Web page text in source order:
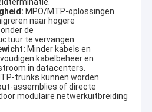
niet meer dan 50 W
MPO/MTP-oplossingen
naar hogere
de
te vervangen.
Minder kabels en
kabelbeheer en
in datacenters.
trunks kunnen worden
assemblies of directe
modulaire netwerkuitbreiding
voldoen aan
UL en ETL.We streven ernaar om
uitstekende diensten aan onze
om hand in hand te werken met
leven om samen briljantheid te